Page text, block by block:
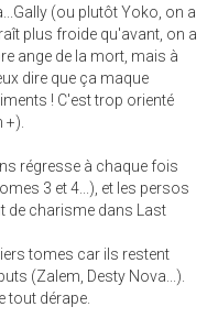
(ou plutôt Yoko, on a
plus froide qu'avant, on a
ange de la mort, mais à
dire que ça maque
! C'est trop orienté
régresse à chaque fois
3 et 4...), et les persos
de charisme dans Last
tomes car ils restent
(Zalem, Desty Nova...).
tout dérape.